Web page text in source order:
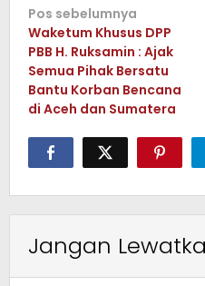
Navigasi
pos
Pos sebelumnya
Waketum Khusus DPP
PBB H. Ruksamin : Ajak
Semua Pihak Bersatu
Bantu Korban Bencana
di Aceh dan Sumatera
Jangan